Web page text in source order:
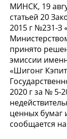
МИНСК, 19
статьей 20
2015 г №231-З
принято
эмиссии
«Шигонг
2020 г за №
ценных бумаг
сообщается